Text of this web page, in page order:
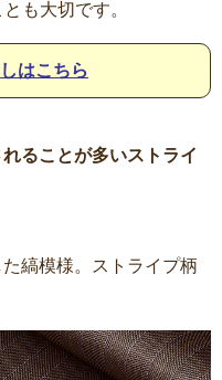
も大切です。
はこちら
ることが多いストライ
縞模様。ストライプ柄